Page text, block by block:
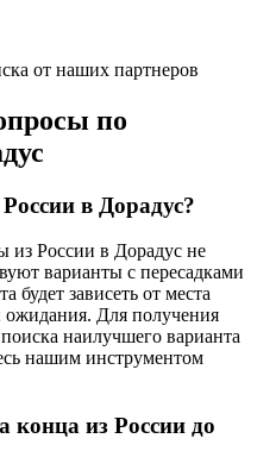
от наших партнеров
по
в Дорадус?
из России в Дорадус не
варианты с пересадками
будет зависеть от места
ожидания. Для получения
наилучшего варианта
нашим инструментом
конца из России до